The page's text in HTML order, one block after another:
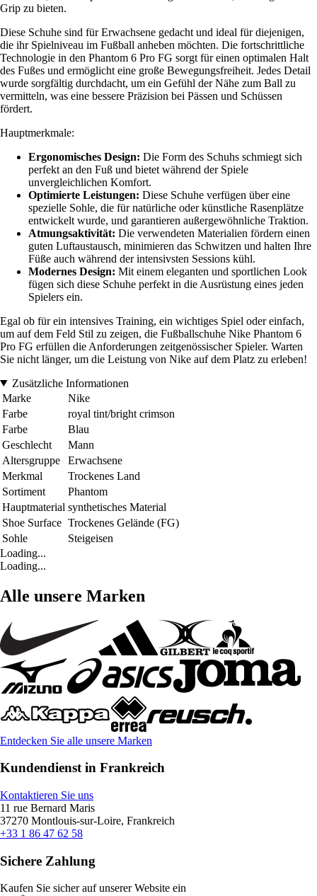
Grip zu bieten.
Diese Schuhe sind für Erwachsene gedacht und ideal für diejenigen,
die ihr Spielniveau im Fußball anheben möchten. Die fortschrittliche
Technologie in den Phantom 6 Pro FG sorgt für einen optimalen Halt
des Fußes und ermöglicht eine große Bewegungsfreiheit. Jedes Detail
wurde sorgfältig durchdacht, um ein Gefühl der Nähe zum Ball zu
vermitteln, was eine bessere Präzision bei Pässen und Schüssen
fördert.
Hauptmerkmale:
Ergonomisches Design: Die Form des Schuhs schmiegt sich
perfekt an den Fuß und bietet während der Spiele
unvergleichlichen Komfort.
Optimierte Leistungen: Diese Schuhe verfügen über eine
spezielle Sohle, die für natürliche oder künstliche Rasenplätze
entwickelt wurde, und garantieren außergewöhnliche Traktion.
Atmungsaktivität: Die verwendeten Materialien fördern einen
guten Luftaustausch, minimieren das Schwitzen und halten Ihre
Füße auch während der intensivsten Sessions kühl.
Modernes Design: Mit einem eleganten und sportlichen Look
fügen sich diese Schuhe perfekt in die Ausrüstung eines jeden
Spielers ein.
Egal ob für ein intensives Training, ein wichtiges Spiel oder einfach,
um auf dem Feld Stil zu zeigen, die Fußballschuhe Nike Phantom 6
Pro FG erfüllen die Anforderungen zeitgenössischer Spieler. Warten
Sie nicht länger, um die Leistung von Nike auf dem Platz zu erleben!
Zusätzliche Informationen
Marke
Nike
Farbe
royal tint/bright crimson
Farbe
Blau
Geschlecht
Mann
Altersgruppe
Erwachsene
Merkmal
Trockenes Land
Sortiment
Phantom
Hauptmaterial synthetisches Material
Shoe Surface Trockenes Gelände (FG)
Sohle
Steigeisen
Loading...
Loading...
Alle unsere Marken
Entdecken Sie alle unsere Marken
Kundendienst in Frankreich
Kontaktieren Sie uns
11 rue Bernard Maris
37270 Montlouis-sur-Loire, Frankreich
+33 1 86 47 62 58
Sichere Zahlung
Kaufen Sie sicher auf unserer Website ein